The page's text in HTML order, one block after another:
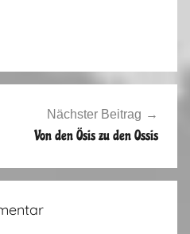
Nächster Beitrag
Von den Ösis zu den Ossis